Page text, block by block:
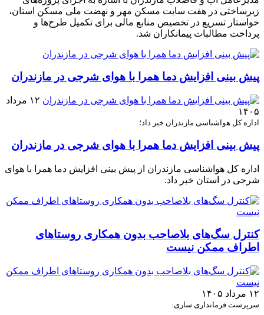
زیرساختی در هفت سایت مسکن مهر و نهضت ملی مسکن استان،
خواستار تسریع در تخصیص منابع مالی برای تکمیل طرح‌ها و
پرداخت مطالبات پیمانکاران شد.
پیش بینی افزایش دما همرا با هوای شرجی در مازندران
۱۲ مرداد
۱۴۰۵
اداره کل هواشناسی مازندران خبر داد؛
پیش بینی افزایش دما همرا با هوای شرجی در مازندران
اداره کل هواشناسی مازندران از پیش بینی افزایش دما همرا با هوای
شرجی در استان خبر داد.
کنترل سگ‌های بلاصاحب بدون همکاری روستاهای
اطراف ممکن نیست
۱۲ مرداد ۱۴۰۵
سرپرست فرمانداری ساری: